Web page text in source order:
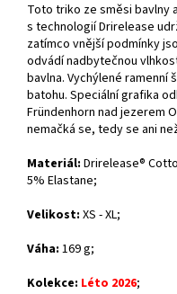
Toto triko ze směsi bavlny
s technologií Drirelease
zatímco vnější podmínky
odvádí nadbytečnou
bavlna. Vychýlené
batohu. Speciální grafika
Fründenhorn nad jezerem
nemačká se, tedy se ani
Materiál: Drirelease®
5% Elastane;
Velikost: XS - XL;
Váha: 169 g;
Kolekce: Léto 2026;